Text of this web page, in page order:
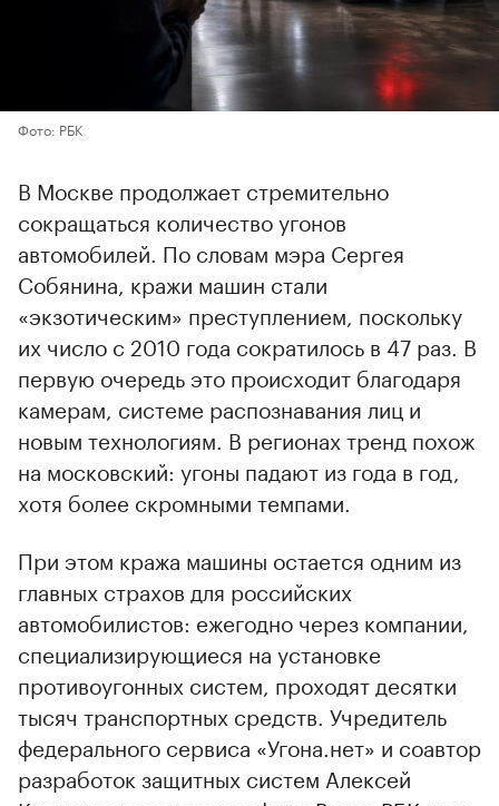
Фото: РБК
В Москве продолжает стремительно
сокращаться количество угонов
автомобилей. По словам мэра Сергея
Собянина, кражи машин стали
«экзотическим» преступлением, поскольку
их число с 2010 года сократилось в 47 раз. В
первую очередь это происходит благодаря
камерам, системе распознавания лиц и
новым технологиям. В регионах тренд похож
на московский: угоны падают из года в год,
хотя более скромными темпами.
При этом кража машины остается одним из
главных страхов для российских
автомобилистов: ежегодно через компании,
специализирующиеся на установке
противоугонных систем, проходят десятки
тысяч транспортных средств. Учредитель
федерального сервиса «Угона.нет» и соавтор
разработок защитных систем Алексей